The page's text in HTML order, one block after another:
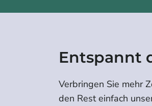
Entspannt
Verbringen Sie mehr
den Rest einfach